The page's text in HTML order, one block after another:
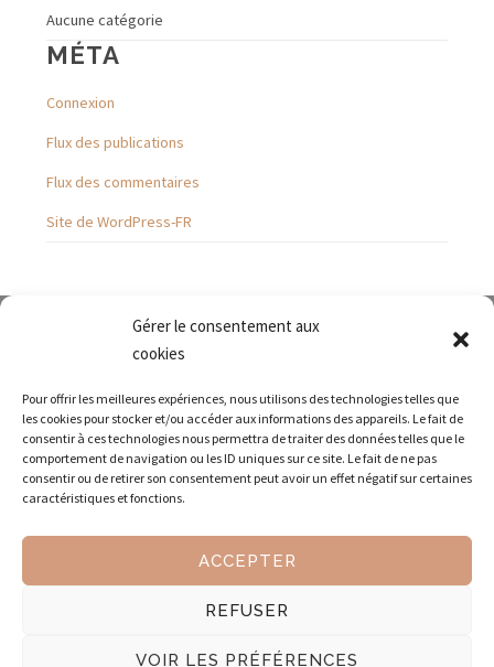
Gérer le consentement aux
cookies
Pour offrir les meilleures expériences, nous utilisons des technologies telles que
les cookies pour stocker et/ou accéder aux informations des appareils. Le fait de
consentir à ces technologies nous permettra de traiter des données telles que le
comportement de navigation ou les ID uniques sur ce site. Le fait de ne pas
consentir ou de retirer son consentement peut avoir un effet négatif sur certaines
caractéristiques et fonctions.
ACCEPTER
REFUSER
VOIR LES PRÉFÉRENCES
Aucune catégorie
MÉTA
Connexion
Flux des publications
Flux des commentaires
Site de WordPress-FR
Envoyez-nous un courriel
professionnelles pour l'organisation
gestion administrative, la gestion commerciale, la
gestion financière, la gestion du personnel, le développement